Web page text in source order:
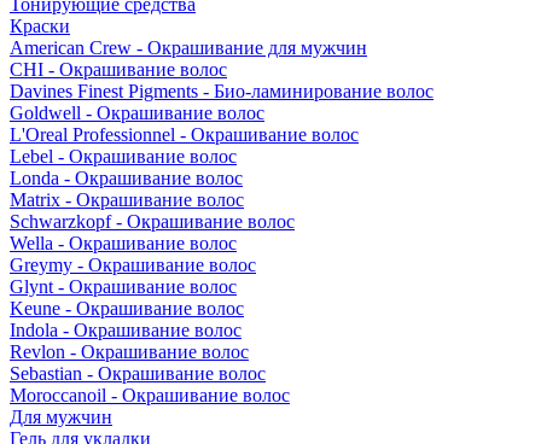
Тонирующие средства
Краски
American Crew - Окрашивание для мужчин
CHI - Окрашивание волос
Davines Finest Pigments - Био-ламинирование волос
Goldwell - Окрашивание волос
L'Oreal Professionnel - Окрашивание волос
Lebel - Окрашивание волос
Londa - Окрашивание волос
Matrix - Окрашивание волос
Schwarzkopf - Окрашивание волос
Wella - Окрашивание волос
Greymy - Окрашивание волос
Glynt - Окрашивание волос
Keune - Окрашивание волос
Indola - Окрашивание волос
Revlon - Окрашивание волос
Sebastian - Окрашивание волос
Moroccanoil - Окрашивание волос
Для мужчин
Гель для укладки